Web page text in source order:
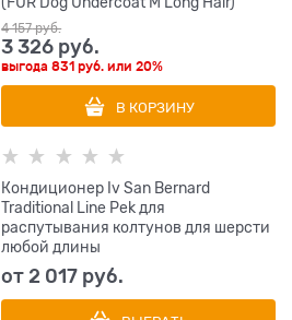
4 157 руб.
3 326 руб.
выгода831 руб. или20%
В КОРЗИНУ
Кондиционер Iv San Bernard
Traditional Line Pek для
распутывания колтунов для шерсти
любой длины
от2 017 руб.